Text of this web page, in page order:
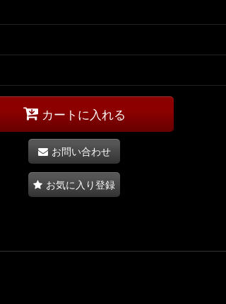
カートに入れる
お問い合わせ
お気に入り登録